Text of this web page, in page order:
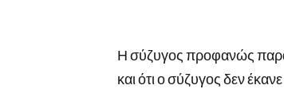
Η σύζυγος προφανώς
και ότι ο σύζυγος δεν